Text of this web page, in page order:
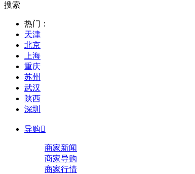
搜索
热门：
天津
北京
上海
重庆
苏州
武汉
陕西
深圳
导购
商家新闻
商家导购
商家行情